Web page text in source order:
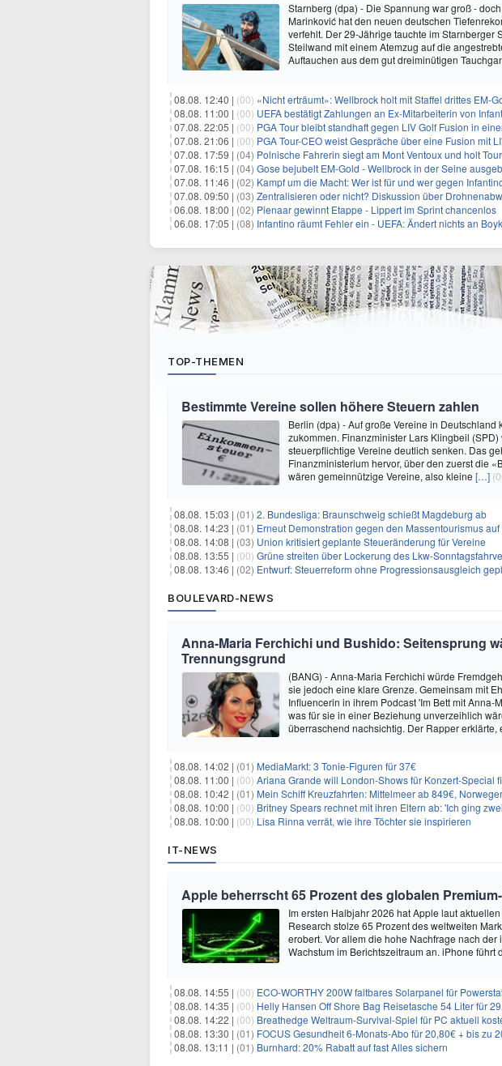
Starnberg (dpa) - Die Spannung war groß -
Marinković hat den neuen deutschen
verfehlt. Der 29-Jährige tauchte im Starnberger
Steilwand mit einem Atemzug auf die
Auftauchen aus dem gut dreiminütigen
08.08. 12:40 | (00) «Nicht erträumt»: Wellbrock holt mit Staffel drittes EM-
08.08. 11:00 | (00) UEFA bestätigt Zahlungen an Ex-Mitarbeiterin von
07.08. 22:05 | (00) PGA Tour bleibt standhaft gegen LIV Golf Fusion in
07.08. 21:06 | (00) PGA Tour-CEO weist Gespräche über eine Fusion mit LIV Golf
07.08. 17:59 | (04) Polnische Fahrerin siegt am Mont Ventoux und holt
07.08. 16:15 | (04) Gose bejubelt EM-Gold - Wellbrock in der Seine
07.08. 11:46 | (02) Kampf um die Macht: Wer ist für und wer gegen
07.08. 09:50 | (03) Zentralisieren oder nicht? Diskussion über
06.08. 18:00 | (02) Pienaar gewinnt Etappe - Lippert im Sprint chancenlos
06.08. 17:05 | (08) Infantino räumt Fehler ein - UEFA: Ändert nichts an
TOP-THEMEN
Bestimmte Vereine sollen höhere Steuern zahlen
Berlin (dpa) - Auf große Vereine in Deutschland
zukommen. Finanzminister Lars Klingbeil
steuerpflichtige Vereine deutlich senken. Das
Finanzministerium hervor, über den zuerst die
wären gemeinnützige Vereine, also kleine […]
08.08. 15:03 | (01) 2. Bundesliga: Braunschweig schießt Magdeburg ab
08.08. 14:23 | (01) Erneut Demonstration gegen den Massentourismus
08.08. 14:08 | (03) Union kritisiert geplante Steueränderung für Vereine
08.08. 13:55 | (00) Grüne streiten über Lockerung des Lkw-
08.08. 13:46 | (02) Entwurf: Steuerreform ohne Progressionsausgleich
BOULEVARD-NEWS
Anna-Maria Ferchichi und Bushido: Seitensprung
Trennungsgrund
(BANG) - Anna-Maria Ferchichi würde
sie jedoch eine klare Grenze. Gemeinsam mit
Influencerin in ihrem Podcast 'Im Bett mit Anna-
was für sie in einer Beziehung unverzeihlich
überraschend nachsichtig. Der Rapper erklärte,
08.08. 14:02 | (01) MediaMarkt: 3 Tonie-Figuren für 37€
08.08. 11:00 | (00) Ariana Grande will London-Shows für Konzert-Special
08.08. 10:42 | (01) Mein Schiff Kreuzfahrten: Mittelmeer ab 849€,
08.08. 10:00 | (00) Britney Spears rechnet mit ihren Eltern ab: 'Ich ging zwei
08.08. 10:00 | (00) Lisa Rinna verrät, wie ihre Töchter sie inspirieren
IT-NEWS
Apple beherrscht 65 Prozent des globalen
Im ersten Halbjahr 2026 hat Apple laut
Research stolze 65 Prozent des weltweiten
erobert. Vor allem die hohe Nachfrage nach
Wachstum im Berichtszeitraum an. iPhone führt
08.08. 14:55 | (00) ECO-WORTHY 200W faltbares Solarpanel für
08.08. 14:35 | (00) Helly Hansen Off Shore Bag Reisetasche 54 Liter für
08.08. 14:22 | (00) Breathedge Weltraum-Survival-Spiel für PC aktuell
08.08. 13:30 | (01) FOCUS Gesundheit 6-Monats-Abo für 20,80€ + bis zu
08.08. 13:11 | (01) Burnhard: 20% Rabatt auf fast Alles sichern